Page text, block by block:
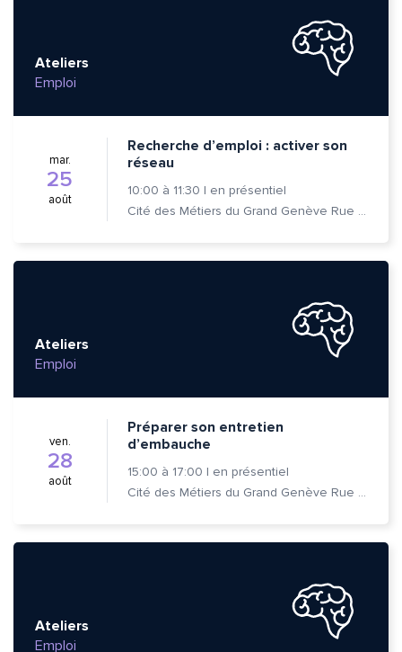
Ateliers
Emploi
mar.
25
août
Recherche d’emploi : activer son
réseau
10:00 à 11:30 | en présentiel
Cité des Métiers du Grand Genève Rue Prévost-Martin 6 1205 Genève
Ateliers
Emploi
ven.
28
août
Préparer son entretien
d’embauche
15:00 à 17:00 | en présentiel
Cité des Métiers du Grand Genève Rue Prévost-Martin 6 1205 Genève
Ateliers
Emploi